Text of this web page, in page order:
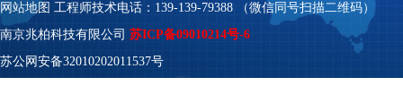
网站地图 工程师技术电话：139-139-79388 （微信同号扫描二维码）
南京兆柏科技有限公司 苏ICP备09010214号-6
苏公网安备32010202011537号